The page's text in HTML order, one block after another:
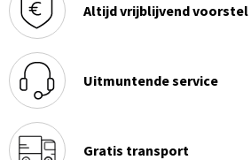
Altijd vrijblijvend voorstel
Uitmuntende service
Gratis transport